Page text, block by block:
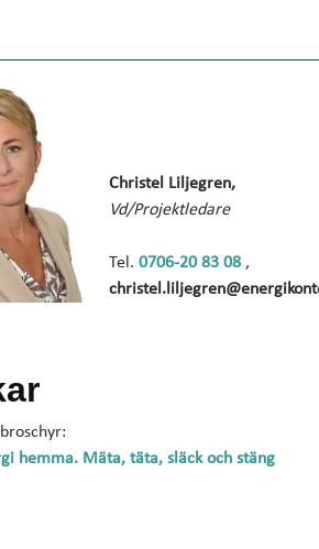
Christel Liljegren,
Vd/Projektledare
Tel. 0706-20 83 08 ,
hemma. Mäta, täta, släck och stäng